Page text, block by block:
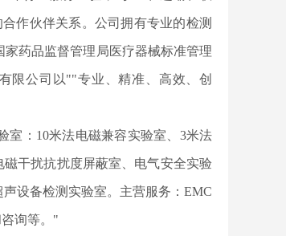
作伙伴关系。公司拥有专业的检测
家药品监督管理局医疗器械标准管理
限公司以""专业、精准、高效、创
室：10米法电磁兼容实验室、3米法
干扰抗扰度屏蔽室、电气安全实验
设备检测实验室。主营服务：EMC
询等。"